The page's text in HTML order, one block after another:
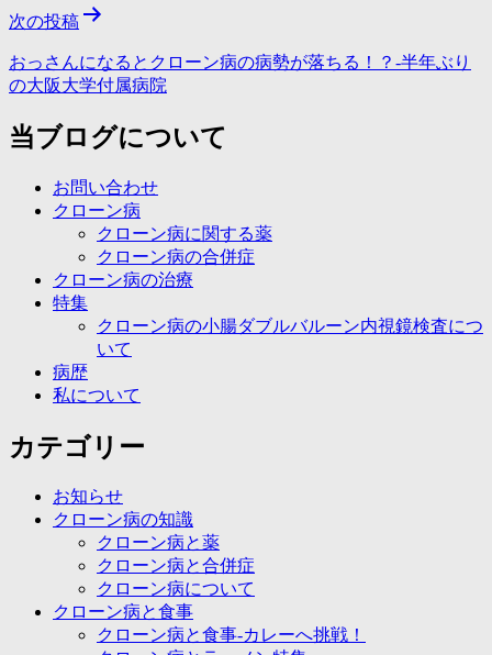
ビ
ゲ
ー
シ
次の投稿
おっさんになるとクローン病の病勢が落ちる！？-半年ぶり
の大阪大学付属病院
当ブログについて
お問い合わせ
クローン病
クローン病に関する薬
クローン病の合併症
クローン病の治療
特集
クローン病の小腸ダブルバルーン内視鏡検査につ
いて
病歴
私について
カテゴリー
お知らせ
クローン病の知識
クローン病と薬
クローン病と合併症
クローン病について
クローン病と食事
クローン病と食事-カレーへ挑戦！